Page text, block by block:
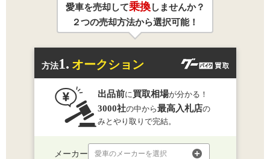
愛車を売却して乗換しませんか？
２つの売却方法から選択可能！
方法1. オークション
出品前に買取相場が分かる！
3000社の中から最高入札店の
みとやり取りで完結。
メーカー 愛車のメーカーを選択